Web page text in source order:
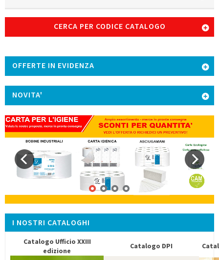
CERCA PER CODICE CATALOGO
OFFERTE IN EVIDENZA
NOVITA'
I NOSTRI CATALOGHI
Catalogo Ufficio XXIII
edizione
Catalogo DPI